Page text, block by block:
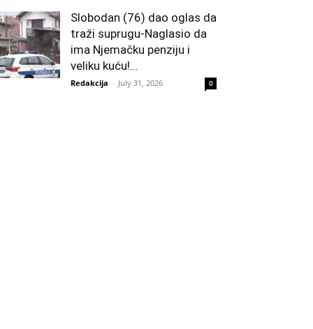
Slobodan (76) dao oglas da
traži suprugu-Naglasio da
ima Njemačku penziju i
veliku kuću!...
Redakcija - July 31, 2026 0